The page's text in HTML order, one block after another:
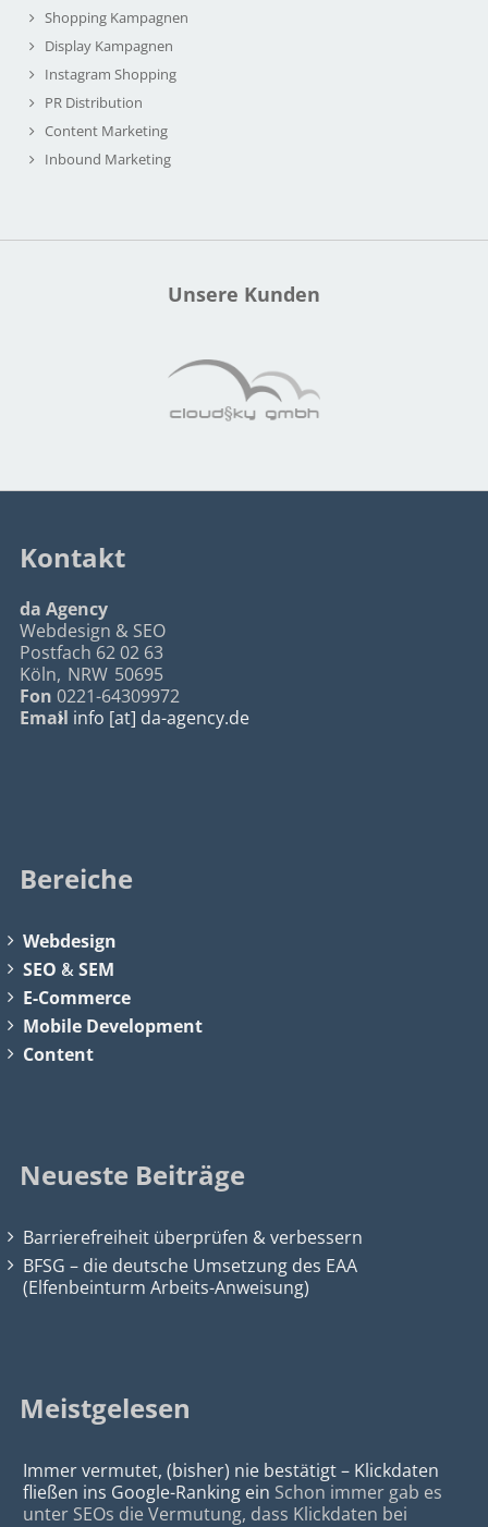
Shopping Kampagnen
Display Kampagnen
Instagram Shopping
PR Distribution
Content Marketing
Inbound Marketing
Unsere Kunden
Kontakt
da Agency
Webdesign & SEO
Postfach 62 02 63
Köln, NRW 50695
Fon 0221-64309972
Email info [at] da-agency.de
Bereiche
Webdesign
SEO &SEM
E-Commerce
Mobile Development
Content
Neueste Beiträge
Barrierefreiheit überprüfen & verbessern
BFSG – die deutsche Umsetzung des EAA
(Elfenbeinturm Arbeits-Anweisung)
Meistgelesen
Immer vermutet, (bisher) nie bestätigt – Klickdaten
fließen ins Google-Ranking ein Schon immer gab es
unter SEOs die Vermutung, dass Klickdaten bei